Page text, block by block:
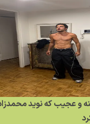
و عجیب که نوید